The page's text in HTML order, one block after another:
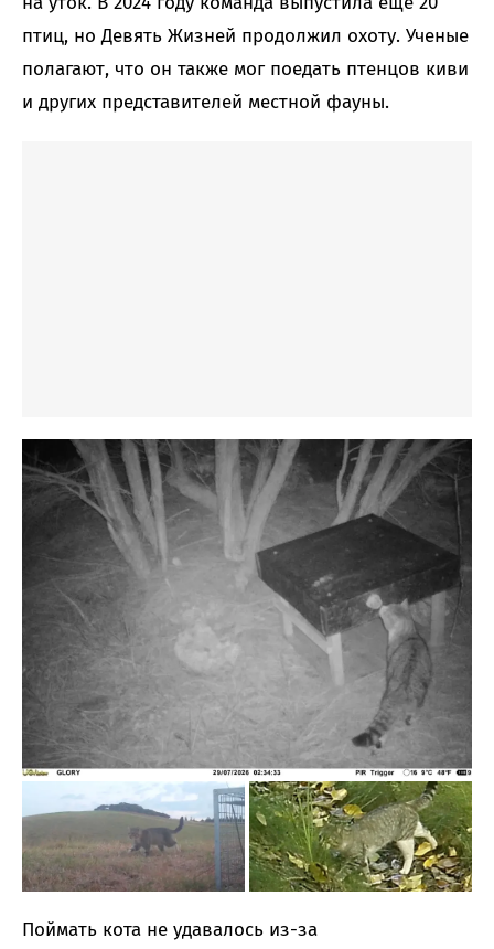
птиц, но Девять Жизней продолжил охоту. Ученые
полагают, что он также мог поедать птенцов киви
и других представителей местной фауны.
Поймать кота не удавалось из-за